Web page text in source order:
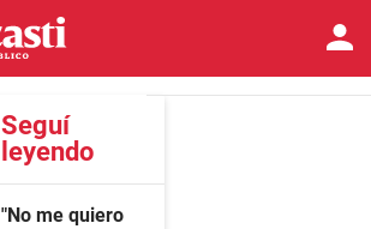
Seguí
leyendo
"No me quiero